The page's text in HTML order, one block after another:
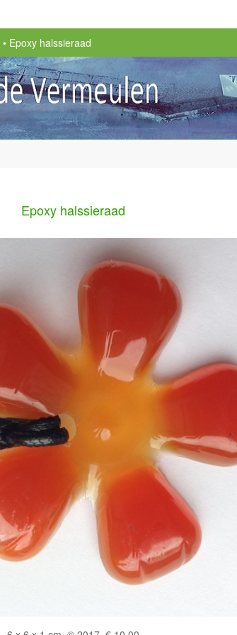
Epoxy halssieraad
Epoxy halssieraad